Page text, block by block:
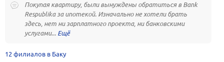
Покупая квартиру, были вынуждены обратиться в Bank
Respublika за ипотекой. Изначально не хотели брать
здесь, нет ни зарплатного проекта, ни банковскими
услугами...
12 филиалов в Баку